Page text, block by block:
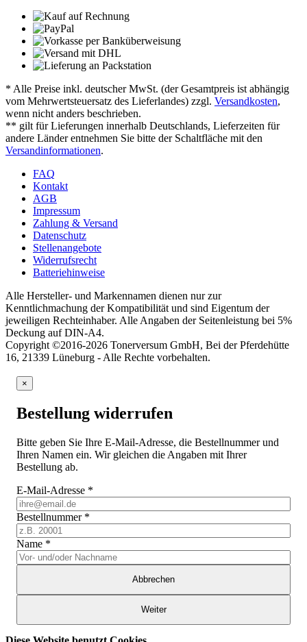
* Alle Preise inkl. deutscher MwSt. (der Gesamtpreis ist abhängig
vom Mehrwertsteuersatz des Lieferlandes) zzgl. Versandkosten,
wenn nicht anders beschrieben.
** gilt für Lieferungen innerhalb Deutschlands, Lieferzeiten für
andere Länder entnehmen Sie bitte der Schaltfläche mit den
Versandinformationen.
FAQ
Kontakt
AGB
Impressum
Zahlung & Versand
Datenschutz
Stellenangebote
Widerrufsrecht
Batteriehinweise
Alle Hersteller- und Markennamen dienen nur zur
Kenntlichmachung der Kompatibilität und sind Eigentum der
jeweiligen Rechteinhaber. Alle Angaben der Seitenleistung bei 5%
Deckung auf DIN-A4.
Copyright ©2016-2026 Tonerversum GmbH, Bei der Pferdehütte
16, 21339 Lüneburg - Alle Rechte vorbehalten.
×
Bestellung widerrufen
Bitte geben Sie Ihre E-Mail-Adresse, die Bestellnummer und
Ihren Namen ein. Wir gleichen die Angaben mit Ihrer
Bestellung ab.
E-Mail-Adresse *
Bestellnummer *
Name *
Abbrechen
Weiter